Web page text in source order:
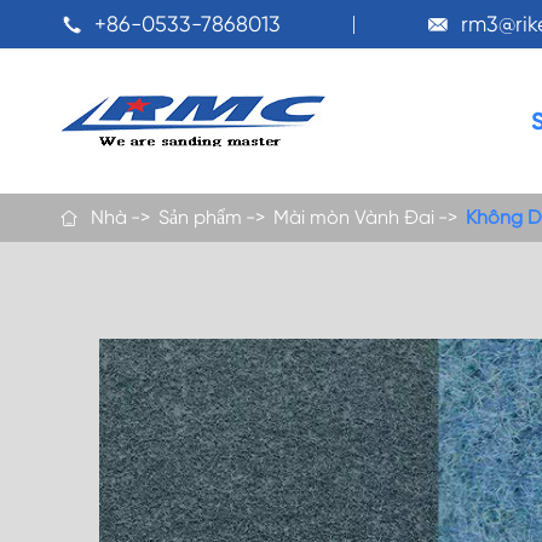
 +86-0533-7868013 
 Nhà Sản phẩm Mài mòn Vành Đai Không